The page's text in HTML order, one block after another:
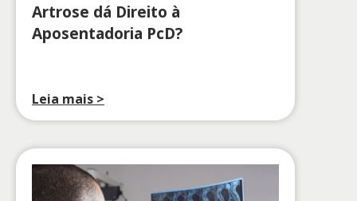
Artrose dá Direito à
Aposentadoria PcD?
Leia mais >